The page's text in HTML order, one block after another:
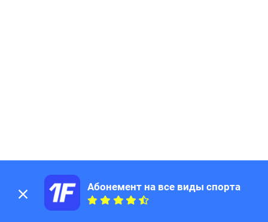
Абонемент на все виды спорта